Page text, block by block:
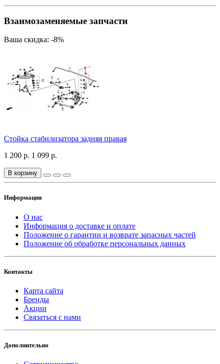
Взаимозаменяемые запчасти
Ваша скидка: -8%
Стойка стабилизатора задняя правая
1 200 р. 1 099 р.
В корзину
Информация
О нас
Информация о доставке и оплате
Положение о гарантии и возврате запасных частей
Положение об обработке персональных данных
Контакты
Карта сайта
Бренды
Акции
Связаться с нами
Дополнительно